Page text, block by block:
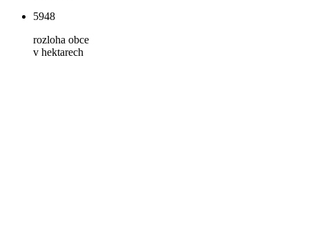
5948
rozloha obce
v hektarech